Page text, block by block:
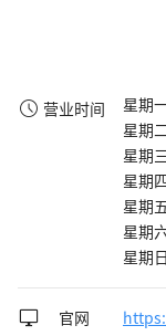
营业时间
星期
星期
星期
星期
星期
星期
星期
官网